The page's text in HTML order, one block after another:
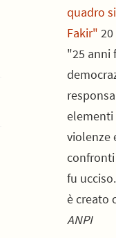
quadro
Fakir"
"25 anni
violenze
fu
è creato
ANPI